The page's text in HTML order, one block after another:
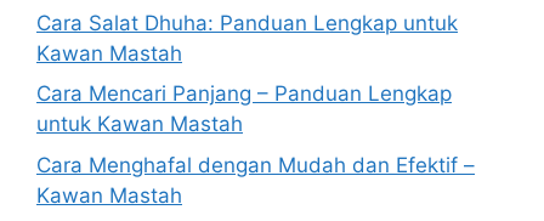
Cara Salat Dhuha: Panduan Lengkap untuk
Kawan Mastah
Cara Mencari Panjang – Panduan Lengkap
untuk Kawan Mastah
Cara Menghafal dengan Mudah dan Efektif –
Kawan Mastah